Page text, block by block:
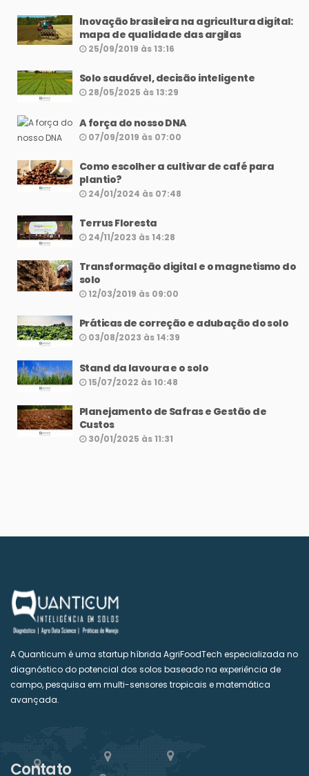
Inovação brasileira na agricultura digital:
mapa de qualidade das argilas
25/09/2019 às 13:16
Solo saudável, decisão inteligente
28/05/2025 às 13:29
A força do nosso DNA
07/09/2019 às 07:00
Como escolher a cultivar de café para
plantio?
24/01/2024 às 07:48
Terrus Floresta
24/11/2023 às 14:28
Transformação digital e o magnetismo do
solo
12/03/2019 às 09:00
Práticas de correção e adubação do solo
03/08/2023 às 14:39
Stand da lavoura e o solo
15/07/2022 às 10:48
Planejamento de Safras e Gestão de
Custos
30/01/2025 às 11:31
A Quanticum é uma startup híbrida AgriFoodTech especializada no
diagnóstico do potencial dos solos baseado na experiência de
campo, pesquisa em multi-sensores tropicais e matemática
avançada.
Contato